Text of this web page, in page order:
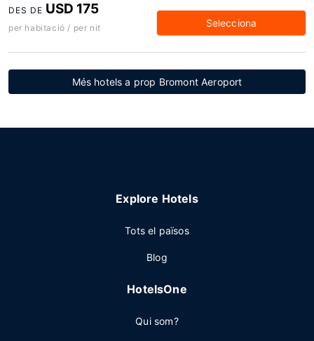
DES DE USD 175
per habitació / per nit Selecciona
Més hotels a prop Bromont Aeroport
Explore Hotels
Tots el països
Blog
HotelsOne
Qui som?